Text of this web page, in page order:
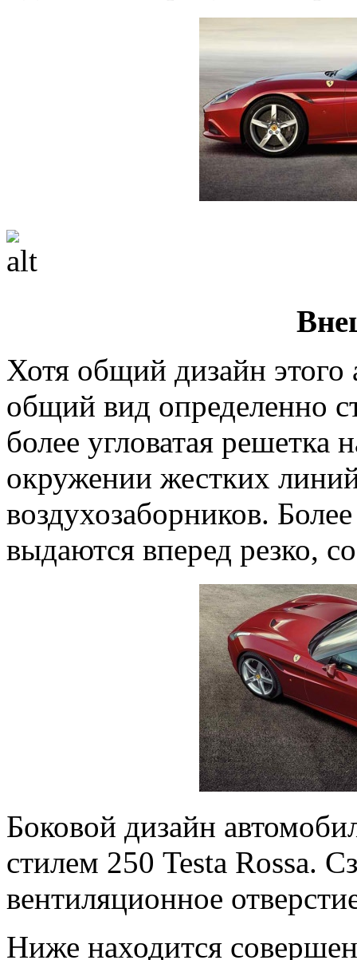
Хотя общий дизайн этого
общий вид определенно
более угловатая решетка
окружении жестких
воздухозаборников.
выдаются вперед резко,
Боковой дизайн
стилем 250 Testa Rossa.
вентиляционное
Ниже находится